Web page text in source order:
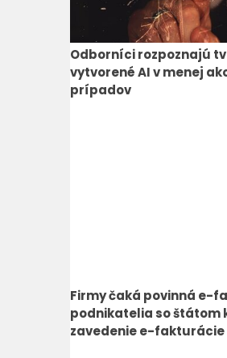
Odborníci rozpoznajú
vytvorené AI v menej
prípadov
Firmy čaká povinná e-
podnikatelia so štátom
zavedenie e-fakturácie